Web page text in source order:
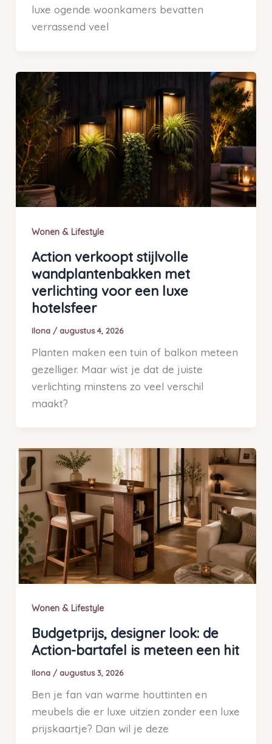
luxe ogende woonkamers bevatten
verrassend veel
Wonen & Lifestyle
Action verkoopt stijlvolle
wandplantenbakken met
verlichting voor een luxe
hotelsfeer
Ilona / augustus 4, 2026
Planten maken een tuin of balkon meteen
gezelliger. Maar wist je dat de juiste
verlichting minstens zo veel verschil
maakt?
Wonen & Lifestyle
Budgetprijs, designer look: de
Action-bartafel is meteen een hit
Ilona / augustus 3, 2026
Ben je fan van warme houttinten en
meubels die er luxe uitzien zonder een luxe
prijskaartje? Dan wil je deze